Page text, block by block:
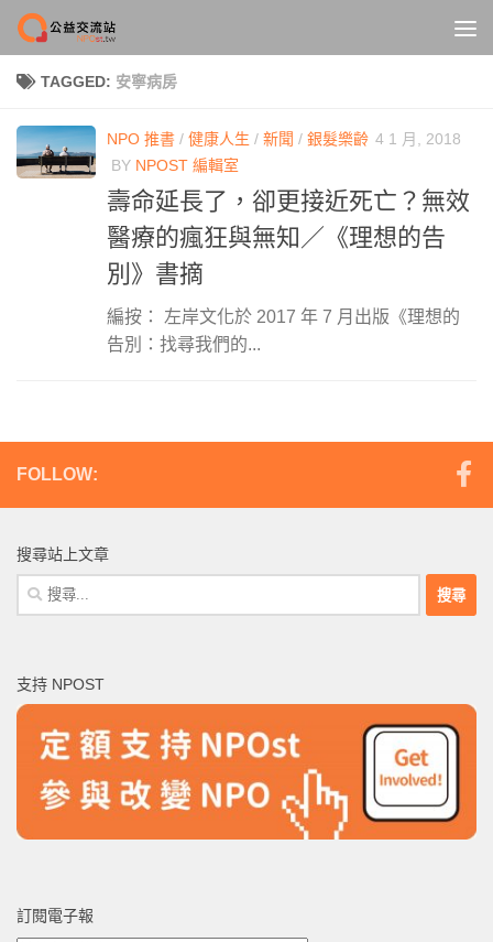
Skip to content
TAGGED: 安寧病房
NPO 推書 / 健康人生 / 新聞 / 銀髮樂齡 4 1 月, 2018
BY NPOST 編輯室
壽命延長了，卻更接近死亡？無效
醫療的瘋狂與無知／《理想的告
別》書摘
編按： 左岸文化於 2017 年 7 月出版《理想的
告別：找尋我們的...
FOLLOW:
搜尋站上文章
搜
尋
字:
支持 NPOST
訂閱電子報